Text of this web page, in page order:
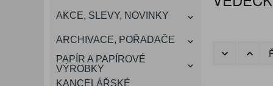
VÁNOCE
DÁRKOVÉ POTŘEBY
ROZDRUŽOVAČE
VIZITKY A JMENOVKY
OBÁLKY
TISKOPISY
KONFERENČNÍ SPISOVKY
NŮŽKY A NOŽE
KANCELÁŘSKÝ
NÁBYTEK
OCHRANNÉ PRACOVNÍ
POMŮCKY
KRESLENÍ A MALOVÁNÍ
DEZINFEKCE-OCHRANA
PROSTŘEDKY NA PRANÍ
KONVICE A DŽBÁNY
SLADKÉ POTRAVINY
LAMINACE
ŠTÍTKOVAČE
AKCE, SLEVY, NOVINKY
ARCHIVACE, POŘADAČE
PAPÍR A PAPÍROVÉ
VÝROBKY
KANCELÁŘSKÉ